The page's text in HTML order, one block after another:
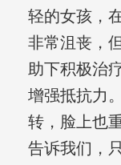
轻的女孩，
非常沮丧，
助下积极治
增强抵抗力
转，脸上也
告诉我们，